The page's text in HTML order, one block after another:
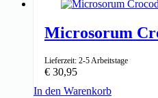
↑ 110-120cm
Microsorum
Lieferzeit: 2-5 Arbeitstage
€ 30,95
In den Warenkorb